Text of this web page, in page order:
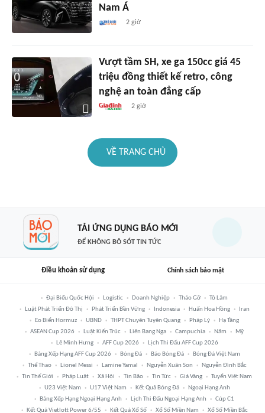
Nam Á
2 giờ
Vượt tầm SH, xe ga 150cc giá 45
triệu đồng thiết kế retro, công
nghệ an toàn đẳng cấp
2 giờ
VỀ TRANG CHỦ
TẢI ỨNG DỤNG BÁO MỚI
ĐỂ KHÔNG BỎ SÓT TIN TỨC
Điều khoản sử dụng Chính sách bảo mật
Đại Biểu Quốc Hội Logistic Doanh Nghiệp Tháo Gỡ
Tô Lâm
Luật Phát Triển Đô Thị
Phát Triển Bền Vững Indonesia Huấn Hoa Hồng
Iran
Eo Biển Hormuz
UBND THPT Chuyên Tuyên Quang Pháp Lý
Hạ Tầng
ASEAN Cup 2026
Luật Kiến Trúc Liên Bang Nga Campuchia Năm
Mỹ
Lê Minh Hưng
AFF Cup 2026
Lịch Thi Đấu AFF Cup 2026
Bảng Xếp Hạng AFF Cup 2026
Bóng Đá Báo Bóng Đá
Bóng Đá Việt Nam
Thể Thao
Lionel Messi Lamine Yamal Nguyễn Xuân Son
Nguyễn Đình Bắc
Tin Thế Giới
Pháp Luật Xã Hội Tin Bão Tin Tức Giá Vàng
Tuyển Việt Nam
U23 Việt Nam
U17 Việt Nam Kết Quả Bóng Đá
Ngoại Hạng Anh
Bảng Xếp Hạng Ngoại Hạng Anh
Lịch Thi Đấu Ngoại Hạng Anh
Cúp C1
Kết Quả Vietlott Power 6/55
Kết Quả Xổ Số Xổ Số Miền Nam Xổ Số Miền Bắc